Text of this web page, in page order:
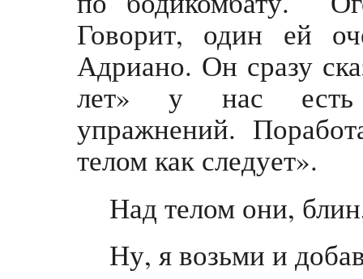
Говорит, один ей
Адриано. Он сразу
лет» у нас есть
упражнений.
телом как следует».
Над телом они,
Ну, я возьми и